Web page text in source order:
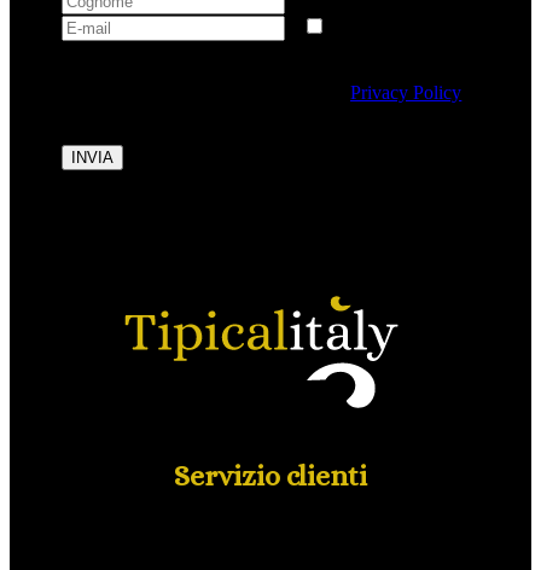
dei dati personali conformemente allaPrivacy Policy
INVIA
Servizio clienti